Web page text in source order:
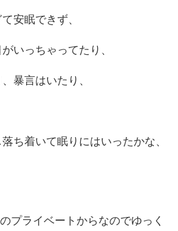
安眠できず、
いっちゃってたり、
暴言はいたり、
ち着いて眠りにはいったかな、
プライベートからなのでゆっく